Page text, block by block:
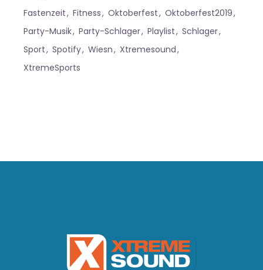
Fastenzeit Fitness Oktoberfest
Oktoberfest2019
Party-Musik
Party-Schlager Playlist
Schlager
Sport
Spotify Wiesn
Xtremesound
XtremeSports